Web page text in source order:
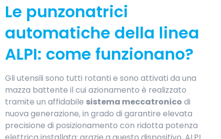
Le punzonatrici
automatiche della linea
ALPI: come funzionano?
Gli utensili sono tutti rotanti e sono attivati da una
mazza battente il cui azionamento è realizzato
tramite un affidabile sistema meccatronico di
nuova generazione, in grado di garantire elevata
precisione di posizionamento con ridotta potenza